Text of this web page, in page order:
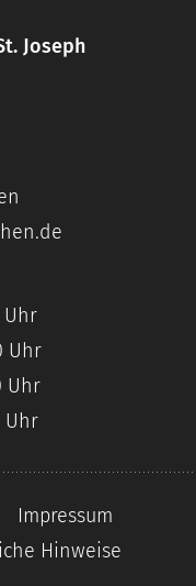
Joseph
Uhr
Impressum
Hinweise